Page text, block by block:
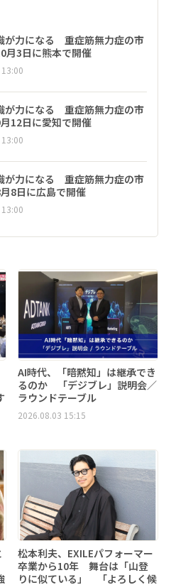
が力になる 重症筋無力症の市
月3日に熊本で開催
が力になる 重症筋無力症の市
12日に愛知で開催
が力になる 重症筋無力症の市
8日に広島で開催
AI時代、「暗黙知」は継承でき
るのか 「デジブレ」説明会／
ラウンドテーブル
2026.08.03 15:15
松本利夫、EXILEパフォーマー
卒業から10年 舞台は「山登
りに似ている」 「よろしく候